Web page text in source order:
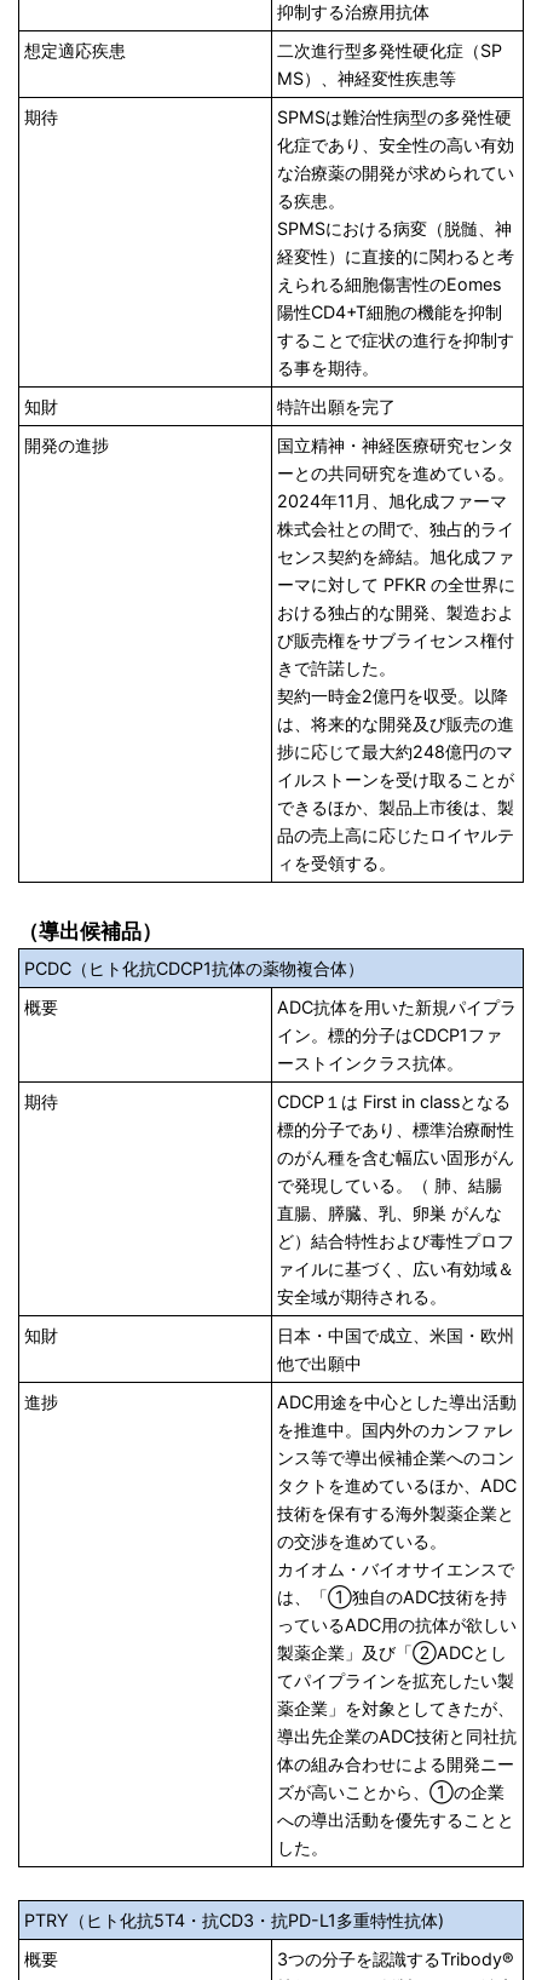
抑制する治療用抗体
想定適応疾患
二次進行型多発性硬化症（SP
MS）、神経変性疾患等
期待
SPMSは難治性病型の多発性硬
化症であり、安全性の高い有効
な治療薬の開発が求められてい
る疾患。
SPMSにおける病変（脱髄、神
経変性）に直接的に関わると考
えられる細胞傷害性のEomes
陽性CD4+T細胞の機能を抑制
することで症状の進行を抑制す
る事を期待。
知財
特許出願を完了
開発の進捗
国立精神・神経医療研究センタ
ーとの共同研究を進めている。
2024年11月、旭化成ファーマ
株式会社との間で、独占的ライ
センス契約を締結。旭化成ファ
ーマに対して PFKR の全世界に
おける独占的な開発、製造およ
び販売権をサブライセンス権付
きで許諾した。
契約一時金2億円を収受。以降
は、将来的な開発及び販売の進
捗に応じて最大約248億円のマ
イルストーンを受け取ることが
できるほか、製品上市後は、製
品の売上高に応じたロイヤルテ
ィを受領する。
（導出候補品）
PCDC（ヒト化抗CDCP1抗体の薬物複合体）
概要
ADC抗体を用いた新規パイプラ
イン。標的分子はCDCP1ファ
ーストインクラス抗体。
期待
CDCP１は First in classとなる
標的分子であり、標準治療耐性
のがん種を含む幅広い固形がん
で発現している。（ 肺、結腸
直腸、膵臓、乳、卵巣 がんな
ど）結合特性および毒性プロフ
ァイルに基づく、広い有効域＆
安全域が期待される。
知財
日本・中国で成立、米国・欧州
他で出願中
進捗
ADC用途を中心とした導出活動
を推進中。国内外のカンファレ
ンス等で導出候補企業へのコン
タクトを進めているほか、ADC
技術を保有する海外製薬企業と
の交渉を進めている。
カイオム・バイオサイエンスで
は、「①独自のADC技術を持
っているADC用の抗体が欲しい
製薬企業」及び「②ADCとし
てパイプラインを拡充したい製
薬企業」を対象としてきたが、
導出先企業のADC技術と同社抗
体の組み合わせによる開発ニー
ズが高いことから、①の企業
への導出活動を優先することと
した。
PTRY（ヒト化抗5T4・抗CD3・抗PD-L1多重特性抗体)
概要
3つの分子を認識するTribody®